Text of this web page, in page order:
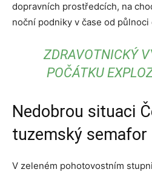
dopravních prostředcích, na
noční podniky v čase od
ZDRAVOTNICKÝ
POČÁTKU
Nedobrou situaci
tuzemský semafor
V zeleném pohotovostním